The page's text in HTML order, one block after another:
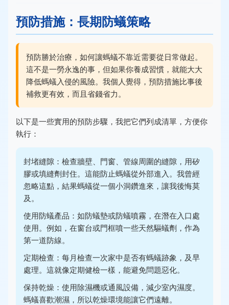
預防措施：長期防蟻策略
預防勝於治療，如何讓螞蟻不靠近需要從日常做起。
這不是一勞永逸的事，但如果你養成習慣，就能大大
降低螞蟻入侵的風險。我個人覺得，預防措施比事後
補救更有效，而且省錢省力。
以下是一些實用的預防步驟，我把它們列成清單，方便你
執行：
封堵縫隙：檢查牆壁、門窗、管線周圍的縫隙，用矽
膠或填縫劑封住。這能防止螞蟻從外部進入。我曾經
忽略這點，結果螞蟻從一個小洞鑽進來，讓我後悔莫
及。
使用防蟻產品：如防蟻墊或防蟻噴霧，在潛在入口處
使用。例如，在窗台或門框噴一些天然驅蟻劑，作為
第一道防線。
定期檢查：每月檢查一次家中是否有螞蟻跡象，及早
處理。這就像定期健檢一樣，能避免問題惡化。
保持乾燥：使用除濕機或通風設備，減少室內濕度。
螞蟻喜歡潮濕，所以乾燥環境能讓它們遠離。